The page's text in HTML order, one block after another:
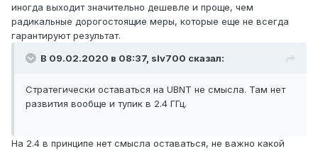
иногда выходит значительно дешевле и проще, чем
радикальные дорогостоящие меры, которые еще не всегда
гарантируют результат.
В 09.02.2020 в 08:37, slv700 сказал:
Стратегически оставаться на UBNT не смысла. Там нет
развития вообще и тупик в 2.4 ГГц.
На 2.4 в принципе нет смысла оставаться, не важно какой